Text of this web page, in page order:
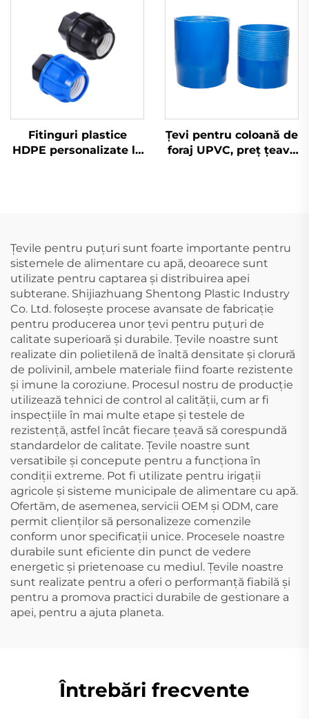
Fitinguri plastice
HDPE personalizate la
Țevi pentru coloană de
foraj UPVC, preț țeavă
plastice UPVC
Țevile pentru puțuri sunt foarte importante pentru
sistemele de alimentare cu apă, deoarece sunt
utilizate pentru captarea și distribuirea apei
subterane. Shijiazhuang Shentong Plastic Industry
Co. Ltd. folosește procese avansate de fabricație
pentru producerea unor țevi pentru puțuri de
calitate superioară și durabile. Țevile noastre sunt
realizate din polietilenă de înaltă densitate și clorură
de polivinil, ambele materiale fiind foarte rezistente
și imune la coroziune. Procesul nostru de producție
utilizează tehnici de control al calității, cum ar fi
inspecțiile în mai multe etape și testele de
rezistență, astfel încât fiecare țeavă să corespundă
standardelor de calitate. Țevile noastre sunt
versatibile și concepute pentru a funcționa în
condiții extreme. Pot fi utilizate pentru irigații
agricole și sisteme municipale de alimentare cu apă.
Ofertăm, de asemenea, servicii OEM și ODM, care
permit clienților să personalizeze comenzile
conform unor specificații unice. Procesele noastre
durabile sunt eficiente din punct de vedere
energetic și prietenoase cu mediul. Țevile noastre
sunt realizate pentru a oferi o performanță fiabilă și
pentru a promova practici durabile de gestionare a
apei, pentru a ajuta planeta.
Întrebări frecvente